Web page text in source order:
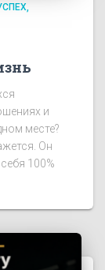
и
месте?
Он
100%